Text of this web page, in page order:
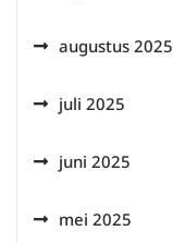
augustus 2025
juli 2025
juni 2025
mei 2025